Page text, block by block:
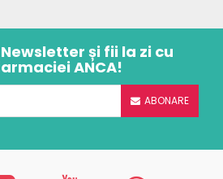
și fii la zi cu
ANCA!
ABONARE